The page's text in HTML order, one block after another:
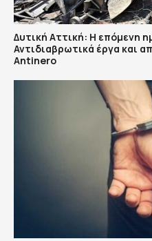
Δυτική Αττική: Η επόμενη
Αντιδιαβρωτικά έργα και
Antinero